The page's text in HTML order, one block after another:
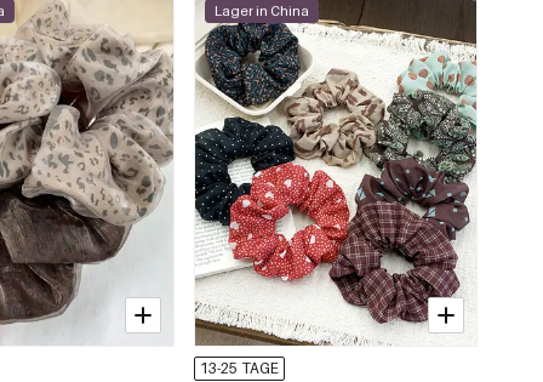
Lager in China
13-25 TAGE